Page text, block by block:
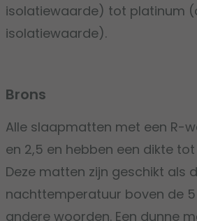
isolatiewaarde) tot platinum
isolatiewaarde).
Brons
Alle slaapmatten met een R-
en 2,5 en hebben een dikte
Deze matten zijn geschikt als
nachttemperatuur boven de
andere woorden. Een dunne